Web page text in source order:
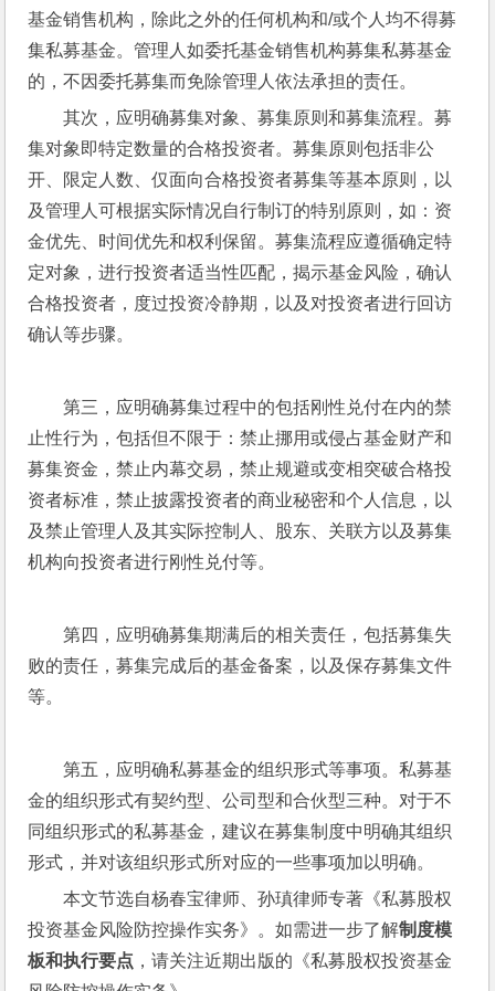
基金销售机构，除此之外的任何机构和/或个人均不得募
集私募基金。管理人如委托基金销售机构募集私募基金
的，不因委托募集而免除管理人依法承担的责任。
其次，应明确募集对象、募集原则和募集流程。募
集对象即特定数量的合格投资者。募集原则包括非公
开、限定人数、仅面向合格投资者募集等基本原则，以
及管理人可根据实际情况自行制订的特别原则，如：资
金优先、时间优先和权利保留。募集流程应遵循确定特
定对象，进行投资者适当性匹配，揭示基金风险，确认
合格投资者，度过投资冷静期，以及对投资者进行回访
确认等步骤。
第三，应明确募集过程中的包括刚性兑付在内的禁
止性行为，包括但不限于：禁止挪用或侵占基金财产和
募集资金，禁止内幕交易，禁止规避或变相突破合格投
资者标准，禁止披露投资者的商业秘密和个人信息，以
及禁止管理人及其实际控制人、股东、关联方以及募集
机构向投资者进行刚性兑付等。
第四，应明确募集期满后的相关责任，包括募集失
败的责任，募集完成后的基金备案，以及保存募集文件
等。
第五，应明确私募基金的组织形式等事项。私募基
金的组织形式有契约型、公司型和合伙型三种。对于不
同组织形式的私募基金，建议在募集制度中明确其组织
形式，并对该组织形式所对应的一些事项加以明确。
本文节选自杨春宝律师、孙瑱律师专著《私募股权
投资基金风险防控操作实务》。如需进一步了解制度模
板和执行要点 ，请关注近期出版的《私募股权投资基金